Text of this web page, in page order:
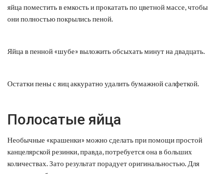
яйца поместить в емкость и прокатать по цветной массе, чтобы
они полностью покрылись пеной.
Яйца в пенной «шубе» выложить обсыхать минут на двадцать.
Остатки пены с яиц аккуратно удалить бумажной салфеткой.
Полосатые яйца
Необычные «крашенки» можно сделать при помощи простой
канцелярской резинки, правда, потребуется она в больших
количествах. Зато результат порадует оригинальностью. Для